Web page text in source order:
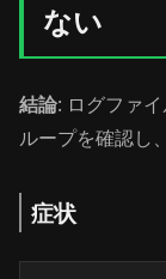
ない
結論: ログファ
ループを確認し
症状